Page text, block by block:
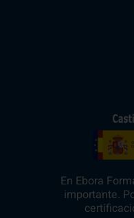
En Ebora
importante.